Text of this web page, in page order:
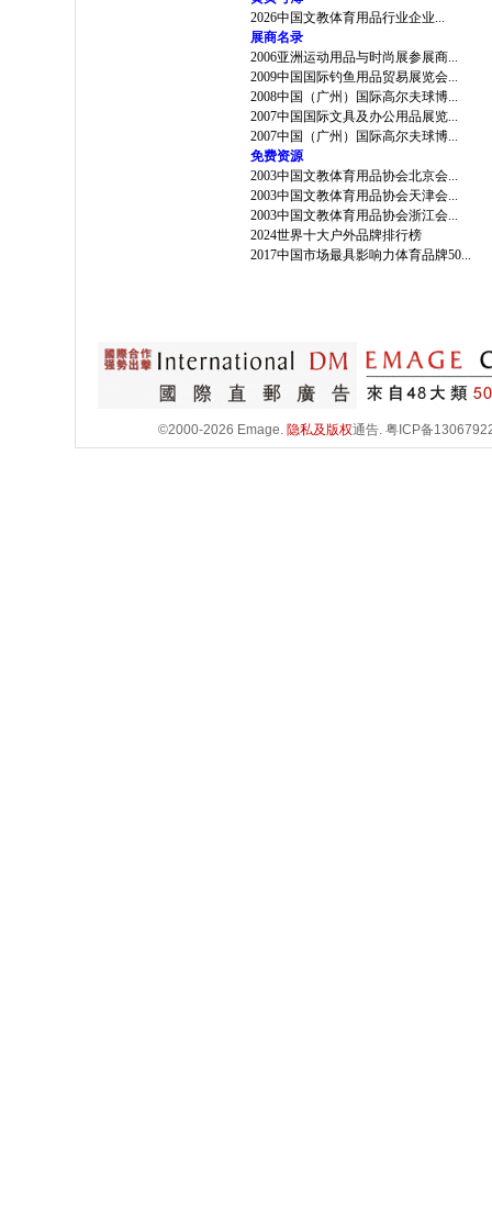
2026中国文教体育用品行业企业...
展商名录
2006亚洲运动用品与时尚展参展商...
2009中国国际钓鱼用品贸易展览会...
2008中国（广州）国际高尔夫球博...
2007中国国际文具及办公用品展览...
2007中国（广州）国际高尔夫球博...
免费资源
2003中国文教体育用品协会北京会...
2003中国文教体育用品协会天津会...
2003中国文教体育用品协会浙江会...
2024世界十大户外品牌排行榜
2017中国市场最具影响力体育品牌50...
©2000-2026 Emage. 隐私及版权通告. 粤ICP备